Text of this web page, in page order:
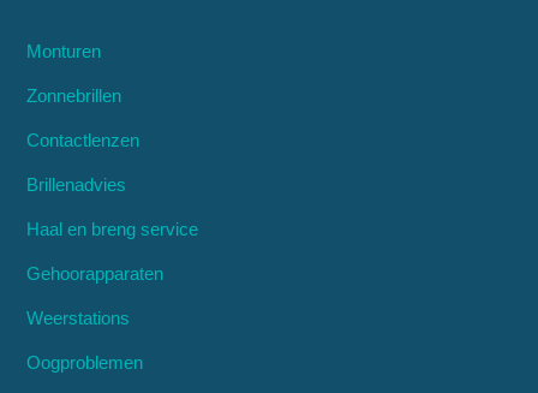
Monturen
Zonnebrillen
Contactlenzen
Brillenadvies
Haal en breng service
Gehoorapparaten
Weerstations
Oogproblemen